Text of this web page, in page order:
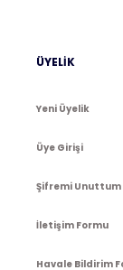
ÜYELİK
Yeni Üyelik
Üye Girişi
Şifremi Unuttum
İletişim Formu
Havale Bildirim